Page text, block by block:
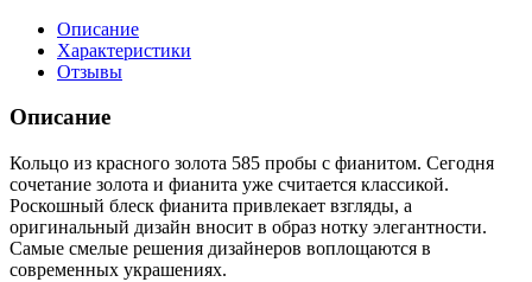
Описание
Характеристики
Отзывы
Описание
Кольцо из красного золота 585 пробы с фианитом. Сегодня
сочетание золота и фианита уже считается классикой.
Роскошный блеск фианита привлекает взгляды, а
оригинальный дизайн вносит в образ нотку элегантности.
Самые смелые решения дизайнеров воплощаются в
современных украшениях.